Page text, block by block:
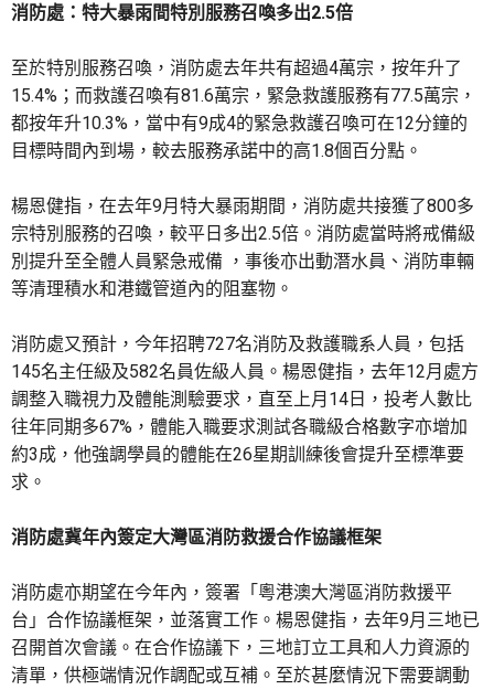
消防處：特大暴雨間特別服務召喚多出2.5倍
至於特別服務召喚，消防處去年共有超過4萬宗，按年升了
15.4%；而救護召喚有81.6萬宗，緊急救護服務有77.5萬宗，
都按年升10.3%，當中有9成4的緊急救護召喚可在12分鐘的
目標時間內到場，較去服務承諾中的高1.8個百分點。
楊恩健指，在去年9月特大暴雨期間，消防處共接獲了800多
宗特別服務的召喚，較平日多出2.5倍。消防處當時將戒備級
別提升至全體人員緊急戒備 ，事後亦出動潛水員、消防車輛
等清理積水和港鐵管道內的阻塞物。
消防處又預計，今年招聘727名消防及救護職系人員，包括
145名主任級及582名員佐級人員。楊恩健指，去年12月處方
調整入職視力及體能測驗要求，直至上月14日，投考人數比
往年同期多67%，體能入職要求測試各職級合格數字亦增加
約3成，他強調學員的體能在26星期訓練後會提升至標準要
求。
消防處冀年內簽定大灣區消防救援合作協議框架
消防處亦期望在今年內，簽署「粵港澳大灣區消防救援平
台」合作協議框架，並落實工作。楊恩健指，去年9月三地已
召開首次會議。在合作協議下，三地訂立工具和人力資源的
清單，供極端情況作調配或互補。至於甚麼情況下需要調動